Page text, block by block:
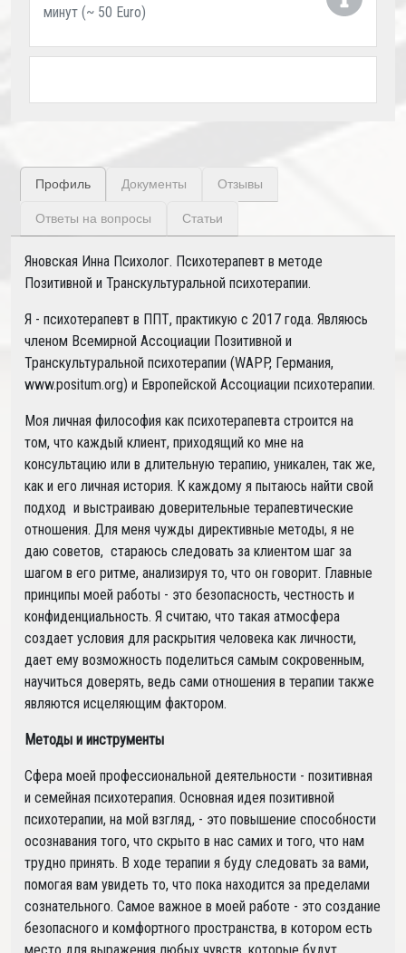
минут (~ 50 Euro)
Профиль Документы Отзывы
Ответы на вопросы Статьи
Яновская Инна Психолог. Психотерапевт в методе
Позитивной и Транскультуральной психотерапии.
Я - психотерапевт в ППТ, практикую с 2017 года. Являюсь
членом Всемирной Ассоциации Позитивной и
Транскультуральной психотерапии (WAPP, Германия,
www.positum.org) и Европейской Ассоциации психотерапии.
Моя личная философия как психотерапевта строится на
том, что каждый клиент, приходящий ко мне на
консультацию или в длительную терапию, уникален, так же,
как и его личная история. К каждому я пытаюсь найти свой
подход и выстраиваю доверительные терапевтические
отношения. Для меня чужды директивные методы, я не
даю советов, стараюсь следовать за клиентом шаг за
шагом в его ритме, анализируя то, что он говорит. Главные
принципы моей работы - это безопасность, честность и
конфиденциальность. Я считаю, что такая атмосфера
создает условия для раскрытия человека как личности,
дает ему возможность поделиться самым сокровенным,
научиться доверять, ведь сами отношения в терапии также
являются исцеляющим фактором.
Методы и инструменты
Сфера моей профессиональной деятельности - позитивная
и семейная психотерапия. Основная идея позитивной
психотерапии, на мой взгляд, - это повышение способности
осознавания того, что скрыто в нас самих и того, что нам
трудно принять. В ходе терапии я буду следовать за вами,
помогая вам увидеть то, что пока находится за пределами
сознательного. Самое важное в моей работе - это создание
безопасного и комфортного пространства, в котором есть
место для выражения любых чувств, которые будут